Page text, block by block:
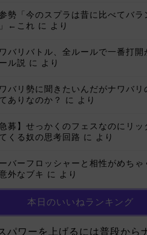
勢「今のスプラは昔に比べてバラ
←これ に より
バリバトル、全ルールで一番打開
ル説 に より
バリ勢に聞きたいんだがナワバリ
ありなのか？
に より
急募】せっかくのフェスなのにリッ
くる奴の思考回路 に より
バーフロッシャーと相性がめちゃ
外なブキ
に より
本日のいいねランキング
パワーを上げるには普段から